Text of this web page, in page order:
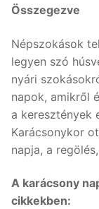
Összegezve
Népszokások
legyen szó
nyári
napok, amikről
a keresztények
Karácsonykor
napja, a
A karácsony
cikkekben: